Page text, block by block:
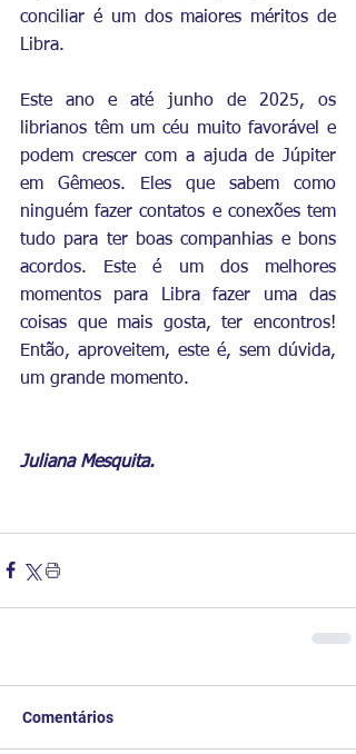
conciliar é um dos maiores méritos de
Libra.
Este ano e até junho de 2025, os
librianos têm um céu muito favorável e
podem crescer com a ajuda de Júpiter
em Gêmeos. Eles que sabem como
ninguém fazer contatos e conexões tem
tudo para ter boas companhias e bons
acordos. Este é um dos melhores
momentos para Libra fazer uma das
coisas que mais gosta, ter encontros!
Então, aproveitem, este é, sem dúvida,
um grande momento.
Juliana Mesquita.
Comentários